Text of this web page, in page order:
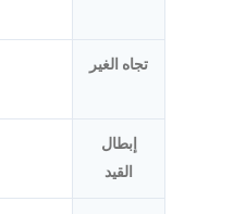
تجاه الغير
إبطال
القيد